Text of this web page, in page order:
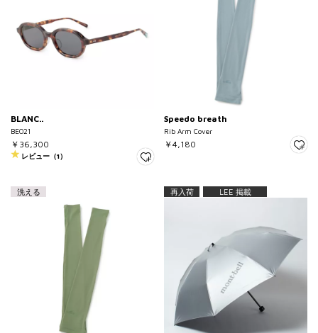
BLANC..
BE021
￥36,300
レビュー（1）
Speedo breath
Rib Arm Cover
￥4,180
洗える 再入荷 LEE 掲載